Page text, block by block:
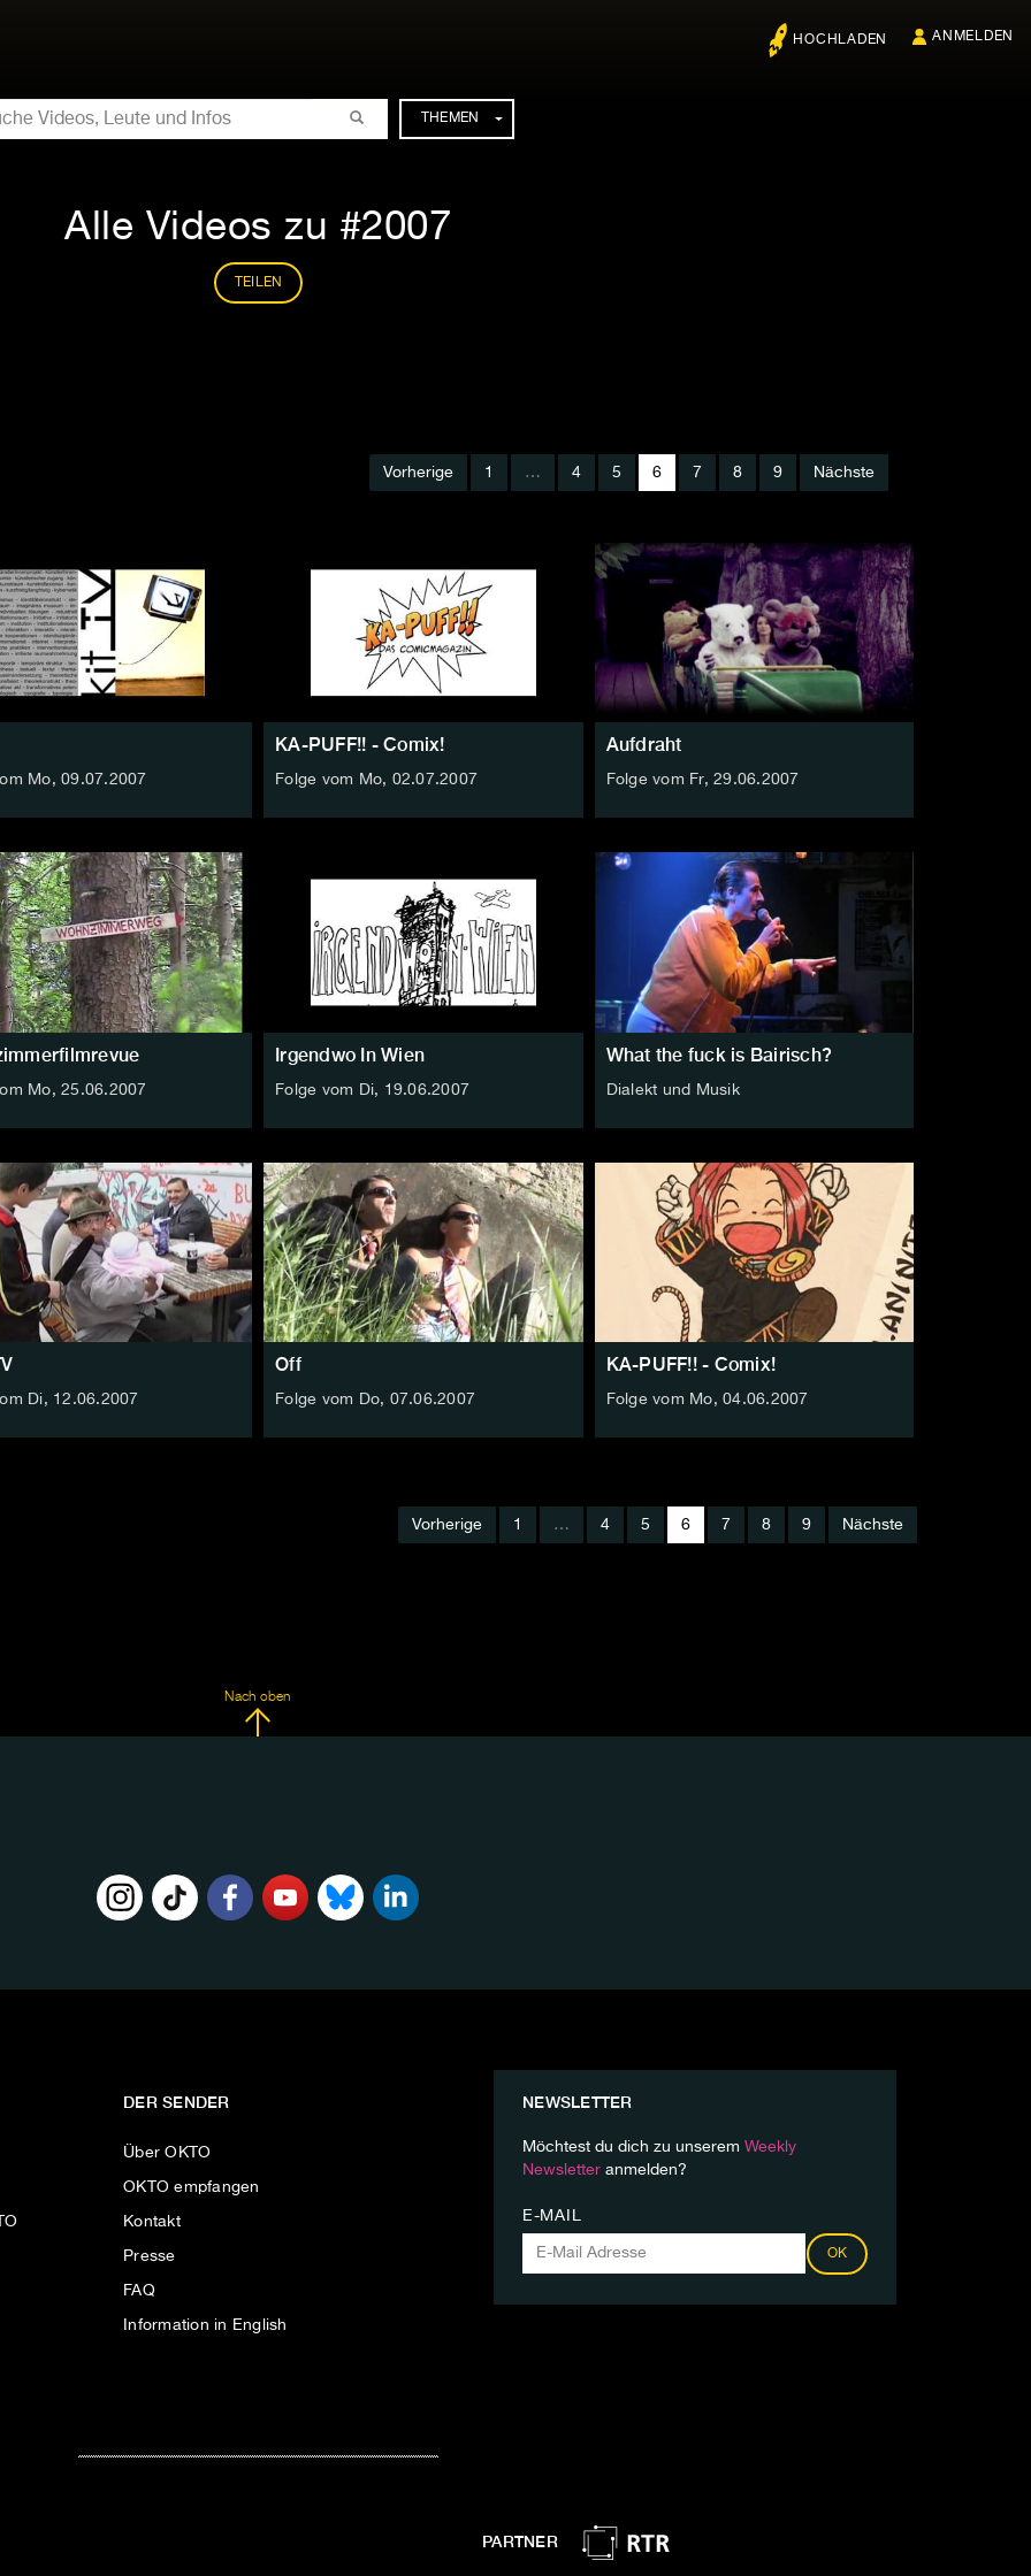
HOCHLADEN ANMELDEN
THEMEN
Alle Videos zu #2007
TEILEN
Vorherige 1 … 4 5 6 7 8 9 Nächste
Mo, 09.07.2007
KA-PUFF!! - Comix!
Folge vom Mo, 02.07.2007
Aufdraht
Folge vom Fr, 29.06.2007
Mo, 25.06.2007
Irgendwo In Wien
Folge vom Di, 19.06.2007
What the fuck is Bairisch?
Dialekt und Musik
Di, 12.06.2007
Off
Folge vom Do, 07.06.2007
KA-PUFF!! - Comix!
Folge vom Mo, 04.06.2007
Vorherige 1 … 4 5 6 7 8 9 Nächste
Nach oben
DER SENDER
Über OKTO
OKTO empfangen
Kontakt
Presse
FAQ
Information in English
NEWSLETTER
Möchtest du dich zu unserem Weekly
Newsletter anmelden?
E-MAIL
OK
PARTNER